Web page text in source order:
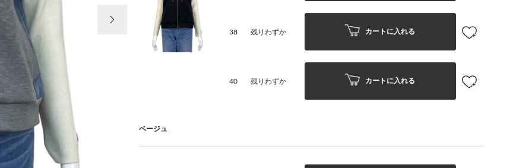
38 残りわずか カートに入れる
40 残りわずか カートに入れる
ベージュ